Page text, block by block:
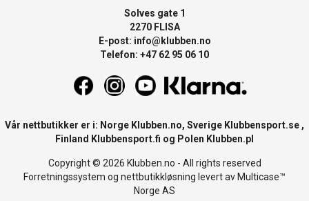
Solves gate 1
2270 FLISA
E-post: info@klubben.no
Telefon: +47 62 95 06 10
Vår nettbutikker er i: Norge Klubben.no, Sverige Klubbensport.se ,
Finland Klubbensport.fi og Polen Klubben.pl
Copyright © 2026 Klubben.no - All rights reserved
Forretningssystem og nettbutikkløsning levert av Multicase™
Norge AS